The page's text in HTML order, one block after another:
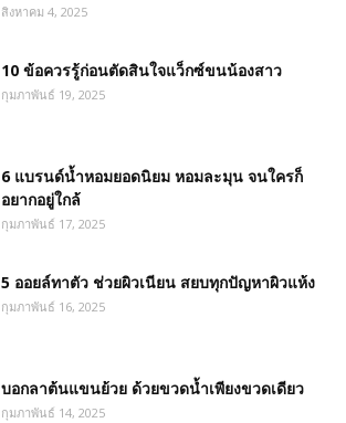
สิงหาคม 4, 2025
10 ข้อควรรู้ก่อนตัดสินใจแว็กซ์ขนน้องสาว
กุมภาพันธ์ 19, 2025
6 แบรนด์น้ำหอมยอดนิยม หอมละมุน จนใครก็
อยากอยู่ใกล้
กุมภาพันธ์ 17, 2025
5 ออยล์ทาตัว ช่วยผิวเนียน สยบทุกปัญหาผิวแห้ง
กุมภาพันธ์ 16, 2025
บอกลาต้นแขนย้วย ด้วยขวดน้ำเพียงขวดเดียว
กุมภาพันธ์ 14, 2025